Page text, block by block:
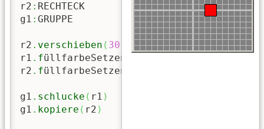
r2 : RECHTECK
g1 : GRUPPE
r2 . verschieben ( 30
)
r1 . füllfarbeSetzen
r2 . füllfarbeSetzen
g1 . schlucke ( r1 )
g1 . kopiere ( r2 )